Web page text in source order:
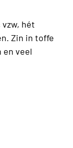
hét
Zin in toffe
veel